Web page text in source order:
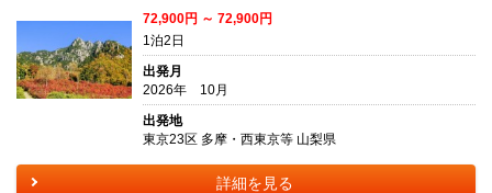
72,900円 ～ 72,900円
1泊2日
出発月
2026年 10月
出発地
東京23区 多摩・西東京等 山梨県
詳細を見る